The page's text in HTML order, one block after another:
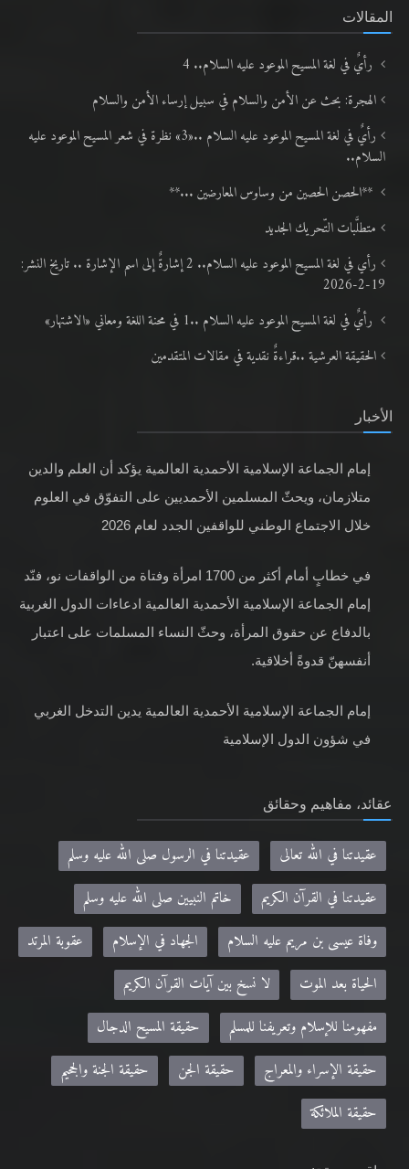
رأيٌ في لغة المسيح الموعود عليه السلام.. 4
الهجرة: بحث عن الأمن والسلام في سبيل إرساء الأمن والسلام
رأيٌ في لغة المسيح الموعود عليه السلام ..«3» نظرة في شعر المسيح الموعود عليه
السلام..
**الحصن الحصين من وساوس المعارضين ...**
متطلَّبات التّحريك الجديد
رأيٌ في لغة المسيح الموعود عليه السلام ..1 في محنة اللغة ومعاني «الاشتهار»
الحقيقة العرشية ..قراءةٌ نقدية في مقالات المتقدمين
إمام الجماعة الإسلامية الأحمدية العالمية يؤكد أن العلم والدين
متلازمان، ويحثّ المسلمين الأحمديين على التفوّق في العلوم
في خطابٍ أمام أكثر من 1700 امرأة وفتاة من الواقفات نو، فنّد
إمام الجماعة الإسلامية الأحمدية العالمية ادعاءات الدول الغربية
بالدفاع عن حقوق المرأة، وحثّ النساء المسلمات على اعتبار
إمام الجماعة الإسلامية الأحمدية العالمية يدين التدخل الغربي
عقيدتنا في الله تعالى
عقيدتنا في الرسول صلى الله عليه وسلم
عقيدتنا في القرآن الكريم
خاتم النبيين صلى الله عليه وسلم
وفاة عيسى بن مريم عليه السلام
الجهاد في الإسلام
الحياة بعد الموت
لا نسخ بين آيات القرآن الكريم
مفهومنا للإسلام وتعريفنا للمسلم
حقيقة المسيح الدجال
حقيقة الإسراء والمعراج
حقيقة الجن
حقيقة الجنة والجحيم
حقيقة الملائكة
مواقع صديقة: